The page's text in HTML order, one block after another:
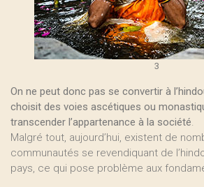
3
On ne peut donc pas se convertir à
choisit des voies ascétiques ou
transcender l’appartenance à la société.
Malgré tout, aujourd’hui, existent de
communautés se revendiquant de
pays, ce qui pose problème aux